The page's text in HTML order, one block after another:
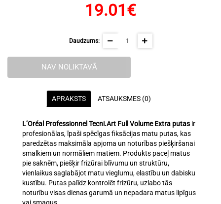
19.01€
Daudzums:
NAV NOLIKTAVĀ
APRAKSTS ATSAUKSMES (0)
L’Oréal Professionnel Tecni.Art Full Volume Extra putas ir
profesionālas, īpaši spēcīgas fiksācijas matu putas, kas
paredzētas maksimāla apjoma un noturības piešķiršanai
smalkiem un normāliem matiem. Produkts paceļ matus
pie saknēm, piešķir frizūrai blīvumu un struktūru,
vienlaikus saglabājot matu vieglumu, elastību un dabisku
kustību. Putas palīdz kontrolēt frizūru, uzlabo tās
noturību visas dienas garumā un nepadara matus lipīgus